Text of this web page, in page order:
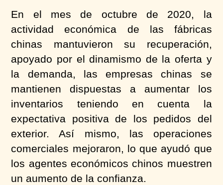
En el mes de octubre de 2020, la
actividad económica de las fábricas
chinas mantuvieron su recuperación,
apoyado por el dinamismo de la oferta y
la demanda, las empresas chinas se
mantienen dispuestas a aumentar los
inventarios teniendo en cuenta la
expectativa positiva de los pedidos del
exterior. Así mismo, las operaciones
comerciales mejoraron, lo que ayudó que
los agentes económicos chinos muestren
un aumento de la confianza.